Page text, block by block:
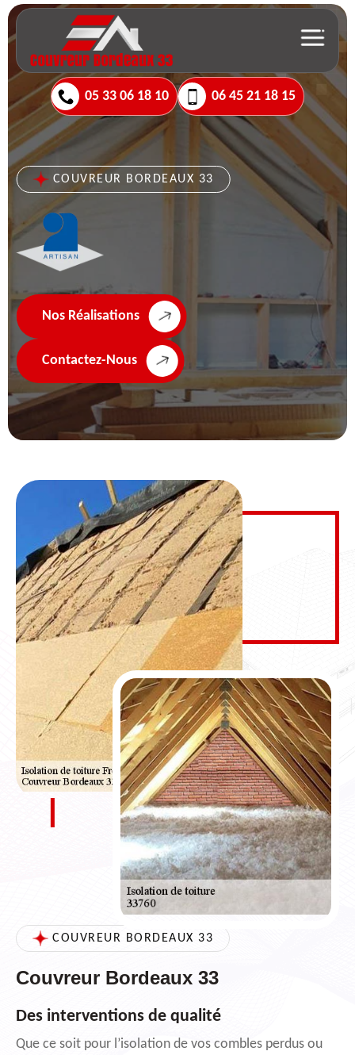
05 33 06 18 10 06 45 21 18 15
COUVREUR BORDEAUX 33
Nos Réalisations
Contactez-Nous
COUVREUR BORDEAUX 33
Couvreur Bordeaux 33
Des interventions de qualité
Que ce soit pour l’isolation de vos combles perdus ou